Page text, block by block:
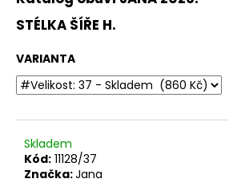
STÉLKA ŠÍŘE H.
VARIANTA
Skladem
Kód: 11128/37
Značka:Jana
r
u
č
u
j
e
m
e